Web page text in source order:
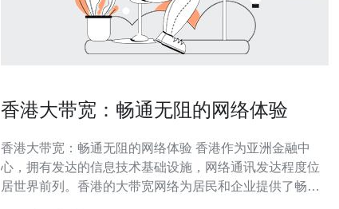
香港大带宽：畅通无阻的网络体验
香港大带宽：畅通无阻的网络体验 香港作为亚洲金融中
心，拥有发达的信息技术基础设施，网络通讯发达程度位
居世界前列。香港的大带宽网络为居民和企业提供了畅通